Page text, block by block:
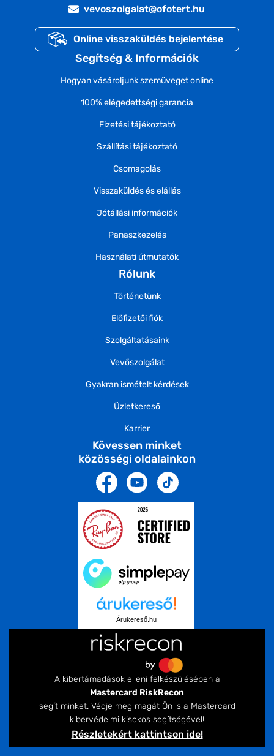
vevoszolgalat@ofotert.hu
Online visszaküldés bejelentése
Segítség & Információk
Hogyan vásároljunk szemüveget online
100% elégedettségi garancia
Fizetési tájékoztató
Szállítási tájékoztató
Csomagolás
Visszaküldés és elállás
Jótállási információk
Panaszkezelés
Használati útmutatók
Rólunk
Történetünk
Előfizetői fiók
Szolgáltatásaink
Vevőszolgálat
Gyakran ismételt kérdések
Üzletkereső
Karrier
Kövessen minket
közösségi oldalainkon
Árukereső.hu
A kibertámadások elleni felkészülésében a
Mastercard RiskRecon
segít minket. Védje meg magát Ön is a Mastercard
kibervédelmi kisokos segítségével!
Részletekért kattintson ide!